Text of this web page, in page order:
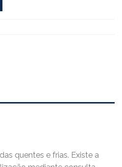
quentes e frias. Existe a